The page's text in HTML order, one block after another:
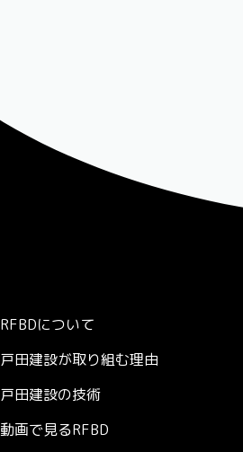
RFBDについて
戸田建設が取り組む理由
戸田建設の技術
動画で見るRFBD